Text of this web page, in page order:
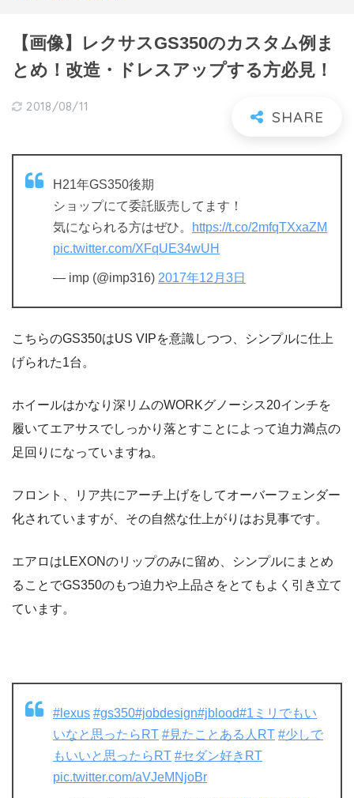
【画像】レクサスGS350のカスタム例ま
とめ！改造・ドレスアップする方必見！
2018/08/11
H21年GS350後期
ショップにて委託販売してます！
気になられる方はぜひ。
https://t.co/2mfqTXxaZM
pic.twitter.com/XFqUE34wUH
— imp (@imp316) 2017年12月3日
こちらのGS350はUS VIPを意識しつつ、シンプルに仕上
げられた1台。
ホイールはかなり深リムのWORKグノーシス20インチを
履いてエアサスでしっかり落とすことによって迫力満点の
足回りになっていますね。
フロント、リア共にアーチ上げをしてオーバーフェンダー
化されていますが、その自然な仕上がりはお見事です。
エアロはLEXONのリップのみに留め、シンプルにまとめ
ることでGS350のもつ迫力や上品さをとてもよく引き立て
ています。
#lexus #gs350#jobdesign#jblood#1ミリでもい
いなと思ったらRT #見たことある人RT #少しで
もいいと思ったらRT #セダン好きRT
pic.twitter.com/aVJeMNjoBr